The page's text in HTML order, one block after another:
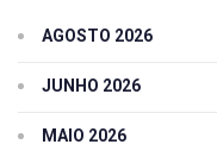
AGOSTO 2026
JUNHO 2026
MAIO 2026